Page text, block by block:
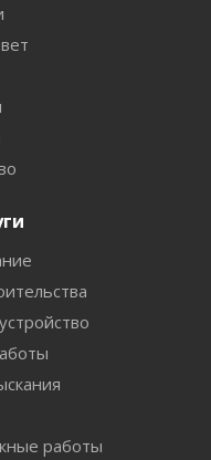
работы